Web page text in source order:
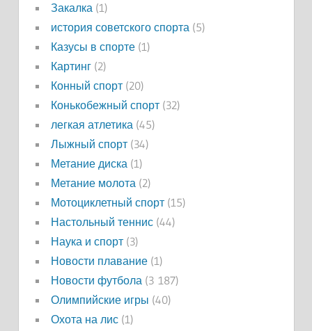
Закалка(1)
история советского спорта(5)
Казусы в спорте(1)
Картинг(2)
Конный спорт(20)
Конькобежный спорт(32)
легкая атлетика(45)
Лыжный спорт(34)
Метание диска(1)
Метание молота(2)
Мотоциклетный спорт(15)
Настольный теннис(44)
Наука и спорт(3)
Новости плавание(1)
Новости футбола(3 187)
Олимпийские игры (40)
Охота на лис(1)